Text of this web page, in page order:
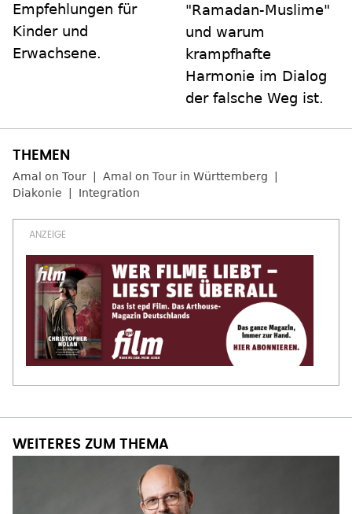
Empfehlungen für
Kinder und
Erwachsene.
"Ramadan-Muslime"
und warum
krampfhafte
Harmonie im Dialog
der falsche Weg ist.
Amal on Tour
Amal on Tour in Württemberg
Diakonie
Integration